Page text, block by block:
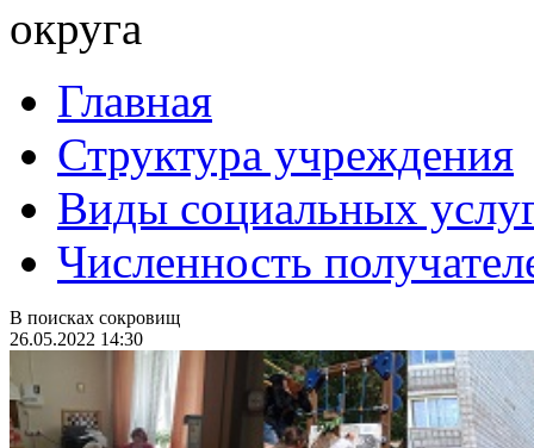
округа
Главная
Структура учреждения
Виды социальных
Численность
В поисках сокровищ
26.05.2022 14:30